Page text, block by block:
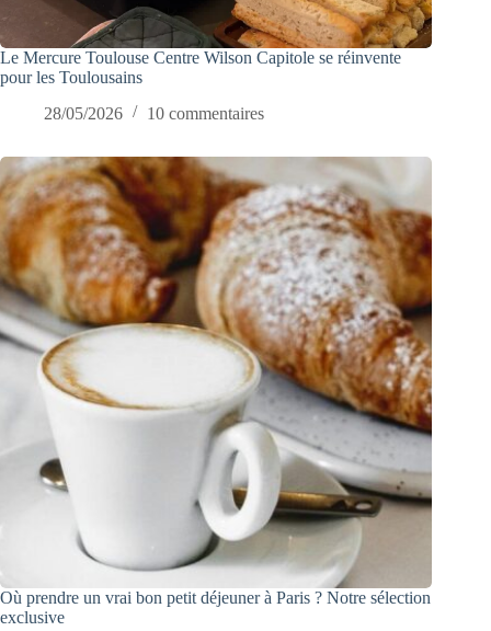
Le Mercure Toulouse Centre Wilson Capitole se réinvente
pour les Toulousains
28/05/2026
10 commentaires
Où prendre un vrai bon petit déjeuner à Paris ? Notre sélection
exclusive